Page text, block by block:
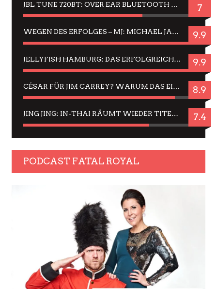
JBL TUNE 720BT: OVER EAR BLUETOOTH KOPFHÖRER UM DIE 50,-€ IM DAUER-TEST 7
WEGEN DES ERFOLGES – MJ: MICHAEL JACKSON MUSICAL IN EINER MATINEE SEHEN 9.9
JELLYFISH HAMBURG: DAS ERFOLGREICHE SOMMER-MENÜ 2025 IN GEFÜHLEN UND BILDERN 9.9
CÉSAR FÜR JIM CARREY? WARUM DAS EINER DER NERVIGSTEN ACTORS IST UND BLEIBT 8.9
JING JING: IN-THAI RÄUMT WIEDER TITEL AB – EIN ZWEI-STUNDEN-ERLEBNISBERICHT 7.4
PODCAST FATAL ROYAL